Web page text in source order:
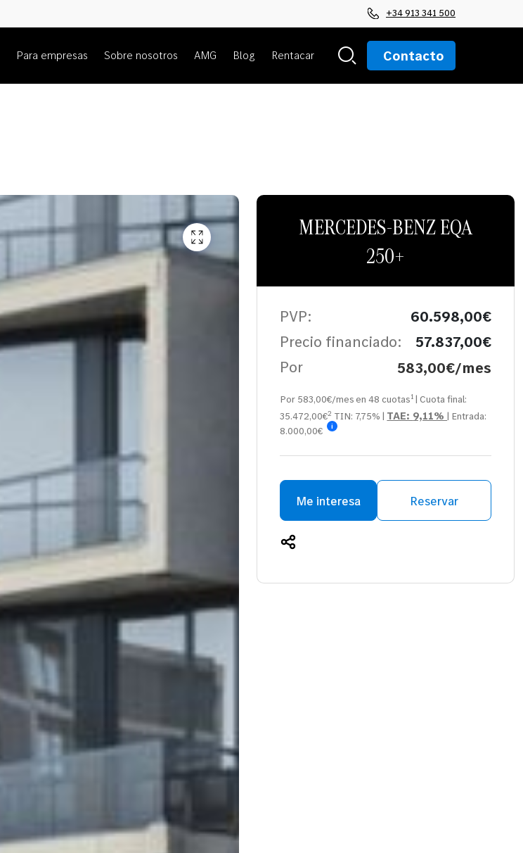
+34 913 341 500
Para empresas Sobre nosotros AMG Blog Rentacar Contacto
MERCEDES-BENZ EQA
250+
PVP:
60.598,00€
Precio financiado:
57.837,00€
Por
583,00€/mes
Por 583,00€/mes en48 cuotas1 | Cuota final:
35.472,00€2 TIN: 7,75%| TAE: 9,11%| Entrada:
8.000,00€
i
Me interesa Reservar